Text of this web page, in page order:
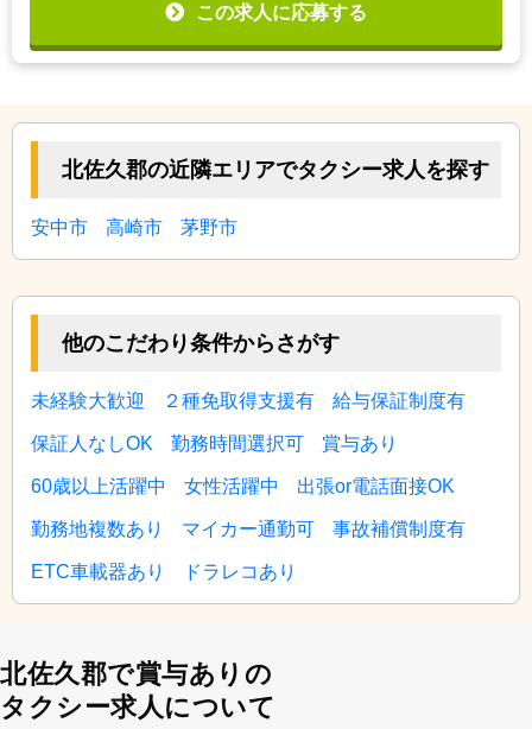
この求人に応募する
北佐久郡の近隣エリアでタクシー求人を探す
安中市 高崎市 茅野市
他のこだわり条件からさがす
未経験大歓迎 ２種免取得支援有 給与保証制度有
保証人なしOK 勤務時間選択可 賞与あり
60歳以上活躍中 女性活躍中 出張or電話面接OK
勤務地複数あり マイカー通勤可 事故補償制度有
ETC車載器あり ドラレコあり
北佐久郡で賞与ありの
タクシー求人について